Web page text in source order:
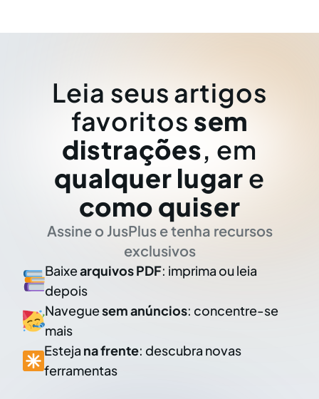
Leia seus artigos
favoritos sem
distrações, em
qualquer lugar e
como quiser
Assine o JusPlus e tenha recursos
exclusivos
Baixearquivos PDF: imprima ou leia
depois
Naveguesem anúncios: concentre-se
mais
Esteja na frente: descubra novas
ferramentas